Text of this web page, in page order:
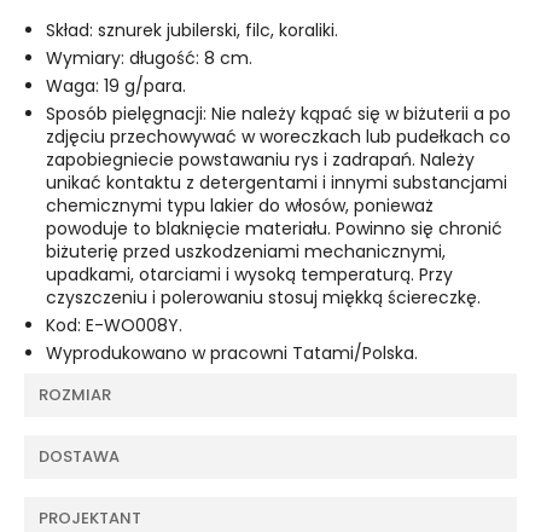
Skład: sznurek jubilerski, filc, koraliki.
Wymiary: długość: 8 cm.
Waga: 19 g/para.
Sposób pielęgnacji: Nie należy kąpać się w biżuterii a po
zdjęciu przechowywać w woreczkach lub pudełkach co
zapobiegniecie powstawaniu rys i zadrapań. Należy
unikać kontaktu z detergentami i innymi substancjami
chemicznymi typu lakier do włosów, ponieważ
powoduje to blaknięcie materiału. Powinno się chronić
biżuterię przed uszkodzeniami mechanicznymi,
upadkami, otarciami i wysoką temperaturą. Przy
czyszczeniu i polerowaniu stosuj miękką ściereczkę.
Kod: E-WO008Y.
Wyprodukowano w pracowni Tatami/Polska.
ROZMIAR
DOSTAWA
PROJEKTANT